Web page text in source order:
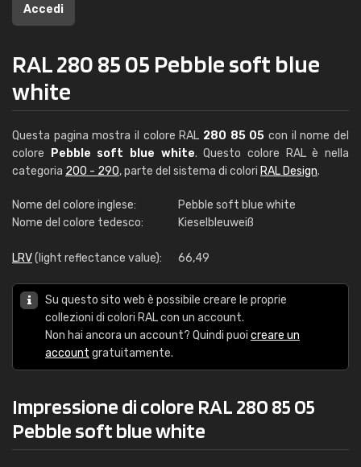
Accedi
RAL 280 85 05 Pebble soft blue
white
Questa pagina mostra il colore RAL 280 85 05 con il nome del
colore
Pebble soft blue white. Questo colore RAL è nella
categoria 200 - 290, parte del sistema di colori RAL Design.
Nome del colore inglese:
Pebble soft blue white
Nome del colore tedesco:
Kieselbleuweiß
LRV(light reflectance value): 66,49
Su questo sito web è possibile creare le proprie
collezioni di colori RAL con un account.
Non hai ancora un account? Quindi puoi creare un
account gratuitamente.
Impressione di colore RAL 280 85 05
Pebble soft blue white